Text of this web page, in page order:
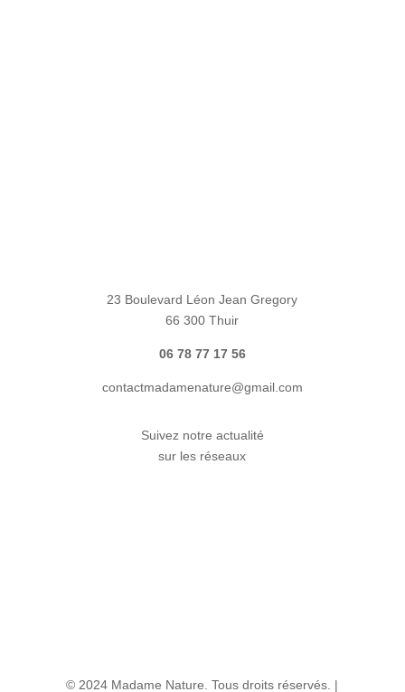
23 Boulevard Léon Jean Gregory
66 300 Thuir
06 78 77 17 56
contactmadamenature@gmail.com
Suivez notre actualité
sur les réseaux
© 2024 Madame Nature. Tous droits réservés. |